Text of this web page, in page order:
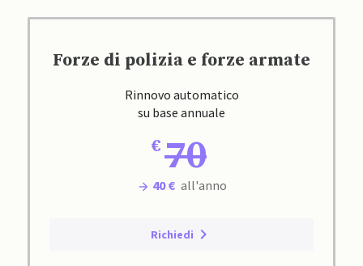
Forze di polizia e forze armate
Rinnovo automatico
su base annuale
70
40 € all'anno
Richiedi